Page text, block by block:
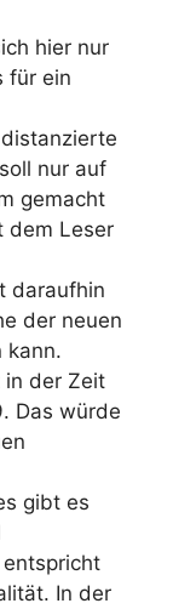
hier nur
für ein
nur auf
gemacht
dem Leser
daraufhin
der neuen
kann.
in der Zeit
Das würde
gibt es
In der